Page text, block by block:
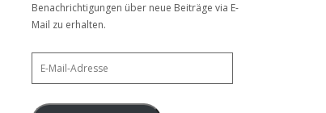
Benachrichtigungen über neue Beiträge via E-
Mail zu erhalten.